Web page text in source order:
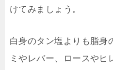
けてみましょう。
白身のタン塩よりも脂身
ミやレバー、ロースやヒ